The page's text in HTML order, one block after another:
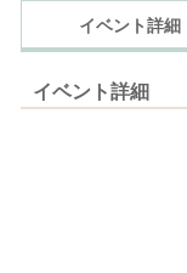
イベント詳細
イベント詳細